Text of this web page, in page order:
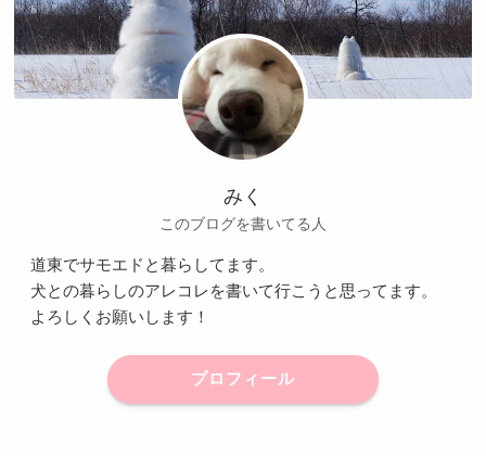
みく
このブログを書いてる人
道東でサモエドと暮らしてます。
犬との暮らしのアレコレを書いて行こうと思ってます。
よろしくお願いします！
プロフィール